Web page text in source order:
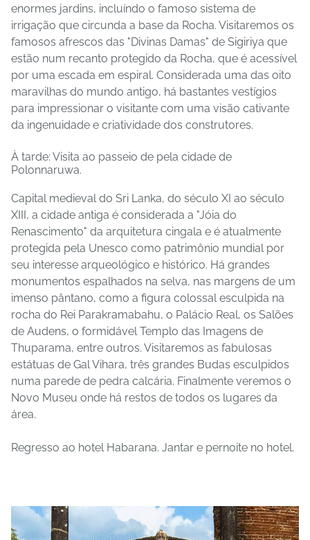
enormes jardins, incluíndo o famoso sistema de
irrigação que circunda a base da Rocha. Visitaremos os
famosos afrescos das "Divinas Damas" de Sigiriya que
estão num recanto protegido da Rocha, que é acessível
por uma escada em espiral. Considerada uma das oito
maravilhas do mundo antigo, há bastantes vestígios
para impressionar o visitante com uma visão cativante
da ingenuidade e criatividade dos construtores.
À tarde: Visita ao passeio de pela cidade de
Polonnaruwa.
Capital medieval do Sri Lanka, do século XI ao século
XIII, a cidade antiga é considerada a "Jóia do
Renascimento" da arquitetura cingala e é atualmente
protegida pela Unesco como patrimônio mundial por
seu interesse arqueológico e histórico. Há grandes
monumentos espalhados na selva, nas margens de um
imenso pântano, como a figura colossal esculpida na
rocha do Rei Parakramabahu, o Palácio Real, os Salões
de Audens, o formidável Templo das Imagens de
Thuparama, entre outros. Visitaremos as fabulosas
estátuas de Gal Vihara, três grandes Budas esculpidos
numa parede de pedra calcária. Finalmente veremos o
Novo Museu onde há restos de todos os lugares da
área.
Regresso ao hotel Habarana. Jantar e pernoite no hotel.